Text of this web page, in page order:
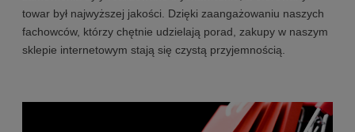
towar był najwyższej jakości. Dzięki zaangażowaniu naszych
fachowców, którzy chętnie udzielają porad, zakupy w naszym
sklepie internetowym stają się czystą przyjemnością.